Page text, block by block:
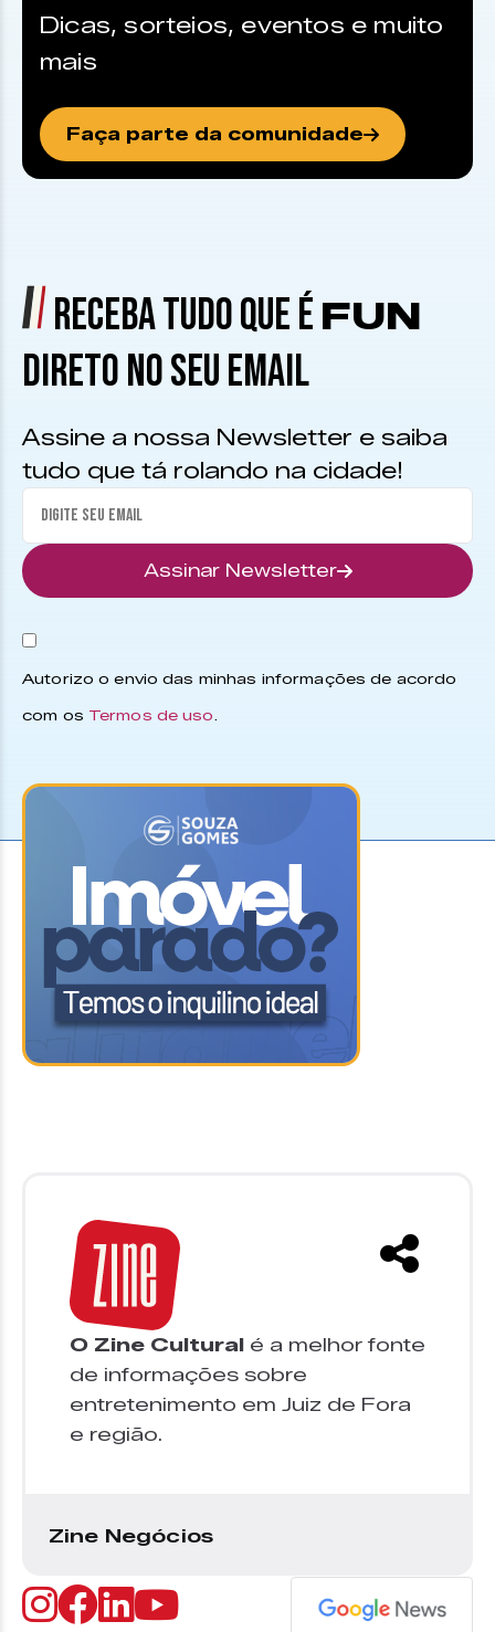
Dicas, sorteios, eventos e muito
mais
Faça parte da comunidade
RECEBA TUDO QUE É FUN
DIRETO NO SEU EMAIL
Assine a nossa Newsletter e saiba
tudo que tá rolando na cidade!
Assinar Newsletter
Autorizo o envio das minhas informações de acordo
com os Termos de uso.
O Zine Cultural é a melhor fonte
de informações sobre
entretenimento em Juiz de Fora
e região.
Zine Negócios